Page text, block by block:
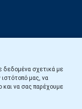
δεδομένα σχετικά με
μας, να
και να σας παρέχουμε